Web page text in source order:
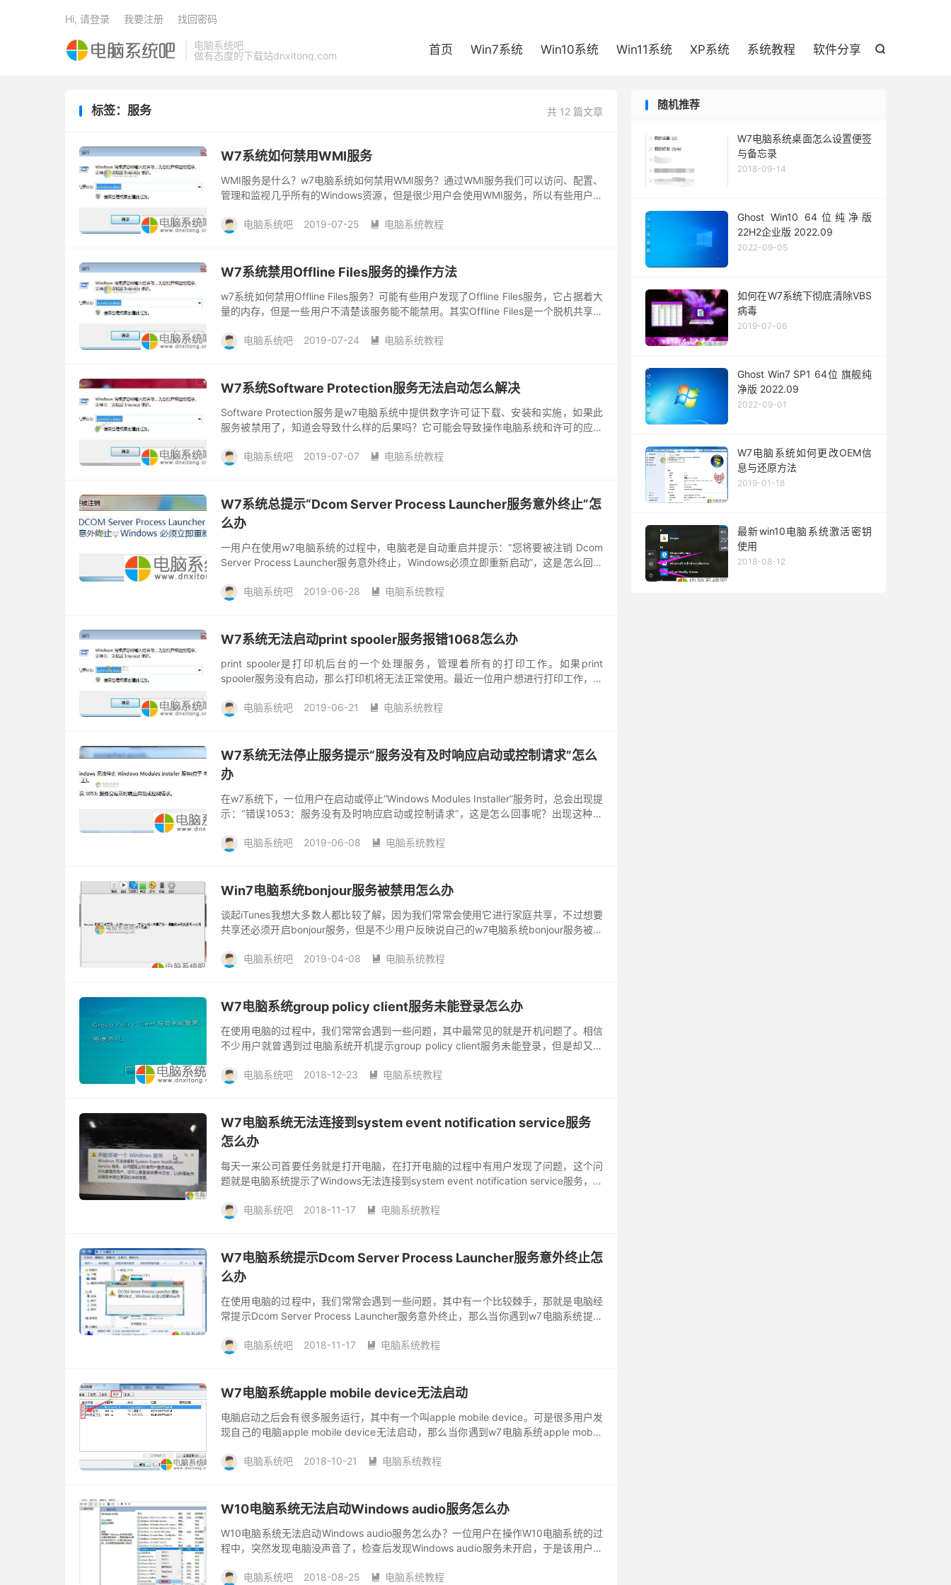
电脑系统吧
做有态度的下载站dnxitong.com

首页 Win7系统 Win10系统 Win11系统 XP系统 系统教程 软件分享
Hi, 请登录 我要注册 找回密码
共 12 篇文章
标签：服务
W7系统如何禁用WMI服务
WMI服务是什么？w7电脑系统如何禁用WMI服务？通过WMI服务我们可以访问、配置、
管理和监视几乎所有的Windows资源，但是很少用户会使用WMI服务，所以有些用户就
电脑系统吧
2019-07-25  电脑系统教程
W7系统禁用Offline Files服务的操作方法
w7系统如何禁用Offline Files服务？可能有些用户发现了Offline Files服务，它占据着大
量的内存，但是一些用户不清楚该服务能不能禁用。其实Offline Files是一个脱机共享服
电脑系统吧
2019-07-24  电脑系统教程
W7系统Software Protection服务无法启动怎么解决
Software Protection服务是w7电脑系统中提供数字许可证下载、安装和实施，如果此
服务被禁用了，知道会导致什么样的后果吗？它可能会导致操作电脑系统和许可的应用
电脑系统吧
2019-07-07  电脑系统教程
W7系统总提示“Dcom Server Process Launcher服务意外终止”怎
么办
一用户在使用w7电脑系统的过程中，电脑老是自动重启并提示：“您将要被注销 Dcom
Server Process Launcher服务意外终止，Windows必须立即重新启动”，这是怎么回事
电脑系统吧
2019-06-28  电脑系统教程
W7系统无法启动print spooler服务报错1068怎么办
print spooler是打印机后台的一个处理服务，管理着所有的打印工作。如果print
spooler服务没有启动，那么打印机将无法正常使用。最近一位用户想进行打印工作，于
电脑系统吧
2019-06-21  电脑系统教程
W7系统无法停止服务提示“服务没有及时响应启动或控制请求”怎么
办
在w7系统下，一位用户在启动或停止“Windows Modules Installer”服务时，总会出现提
示：“错误1053：服务没有及时响应启动或控制请求”，这是怎么回事呢？出现这种情
电脑系统吧
2019-06-08  电脑系统教程
Win7电脑系统bonjour服务被禁用怎么办
谈起iTunes我想大多数人都比较了解，因为我们常常会使用它进行家庭共享，不过想要
共享还必须开启bonjour服务，但是不少用户反映说自己的w7电脑系统bonjour服务被禁
电脑系统吧
2019-04-08  电脑系统教程
W7电脑系统group policy client服务未能登录怎么办
在使用电脑的过程中，我们常常会遇到一些问题，其中最常见的就是开机问题了。相信
不少用户就曾遇到过电脑系统开机提示group policy client服务未能登录，但是却又不
电脑系统吧
2018-12-23  电脑系统教程
W7电脑系统无法连接到system event notification service服务
怎么办
每天一来公司首要任务就是打开电脑，在打开电脑的过程中有用户发现了问题，这个问
题就是电脑系统提示了Windows无法连接到system event notification service服务，那
电脑系统吧
2018-11-17  电脑系统教程
W7电脑系统提示Dcom Server Process Launcher服务意外终止怎
么办
在使用电脑的过程中，我们常常会遇到一些问题，其中有一个比较棘手，那就是电脑经
常提示Dcom Server Process Launcher服务意外终止，那么当你遇到w7电脑系统提示
电脑系统吧
2018-11-17  电脑系统教程
W7电脑系统apple mobile device无法启动
电脑启动之后会有很多服务运行，其中有一个叫apple mobile device。可是很多用户发
现自己的电脑apple mobile device无法启动，那么当你遇到w7电脑系统apple mobile
电脑系统吧
2018-10-21  电脑系统教程
W10电脑系统无法启动Windows audio服务怎么办
W10电脑系统无法启动Windows audio服务怎么办？一位用户在操作W10电脑系统的过
程中，突然发现电脑没声音了，检查后发现Windows audio服务未开启，于是该用户试
电脑系统吧
2018-08-25  电脑系统教程
随机推荐
W7电脑系统桌面怎么设置便签
与备忘录
2018-09-14
Ghost Win10 64位纯净版
22H2企业版 2022.09
2022-09-05
如何在W7系统下彻底清除VBS
病毒
2019-07-06
Ghost Win7 SP1 64位 旗舰纯
净版 2022.09
2022-09-01
W7电脑系统如何更改OEM信
息与还原方法
2019-01-18
最新win10电脑系统激活密钥
使用
2018-08-12